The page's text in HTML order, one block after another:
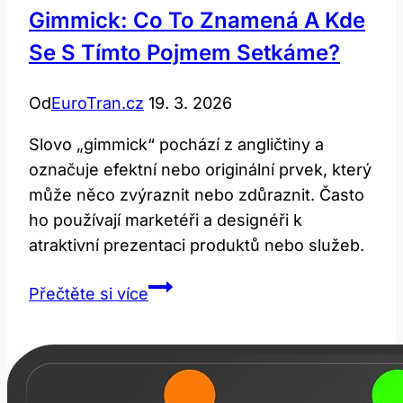
medicínou
a
Gimmick: Co To Znamená A Kde
Se S Tímto Pojmem Setkáme?
OdEuroTran.cz 19. 3. 2026
Slovo „gimmick“ pochází z angličtiny a
označuje efektní nebo originální prvek, který
může něco zvýraznit nebo zdůraznit. Často
ho používají marketéři a designéři k
atraktivní prezentaci produktů nebo služeb.
Přečtěte si víceGimmick:
znamená